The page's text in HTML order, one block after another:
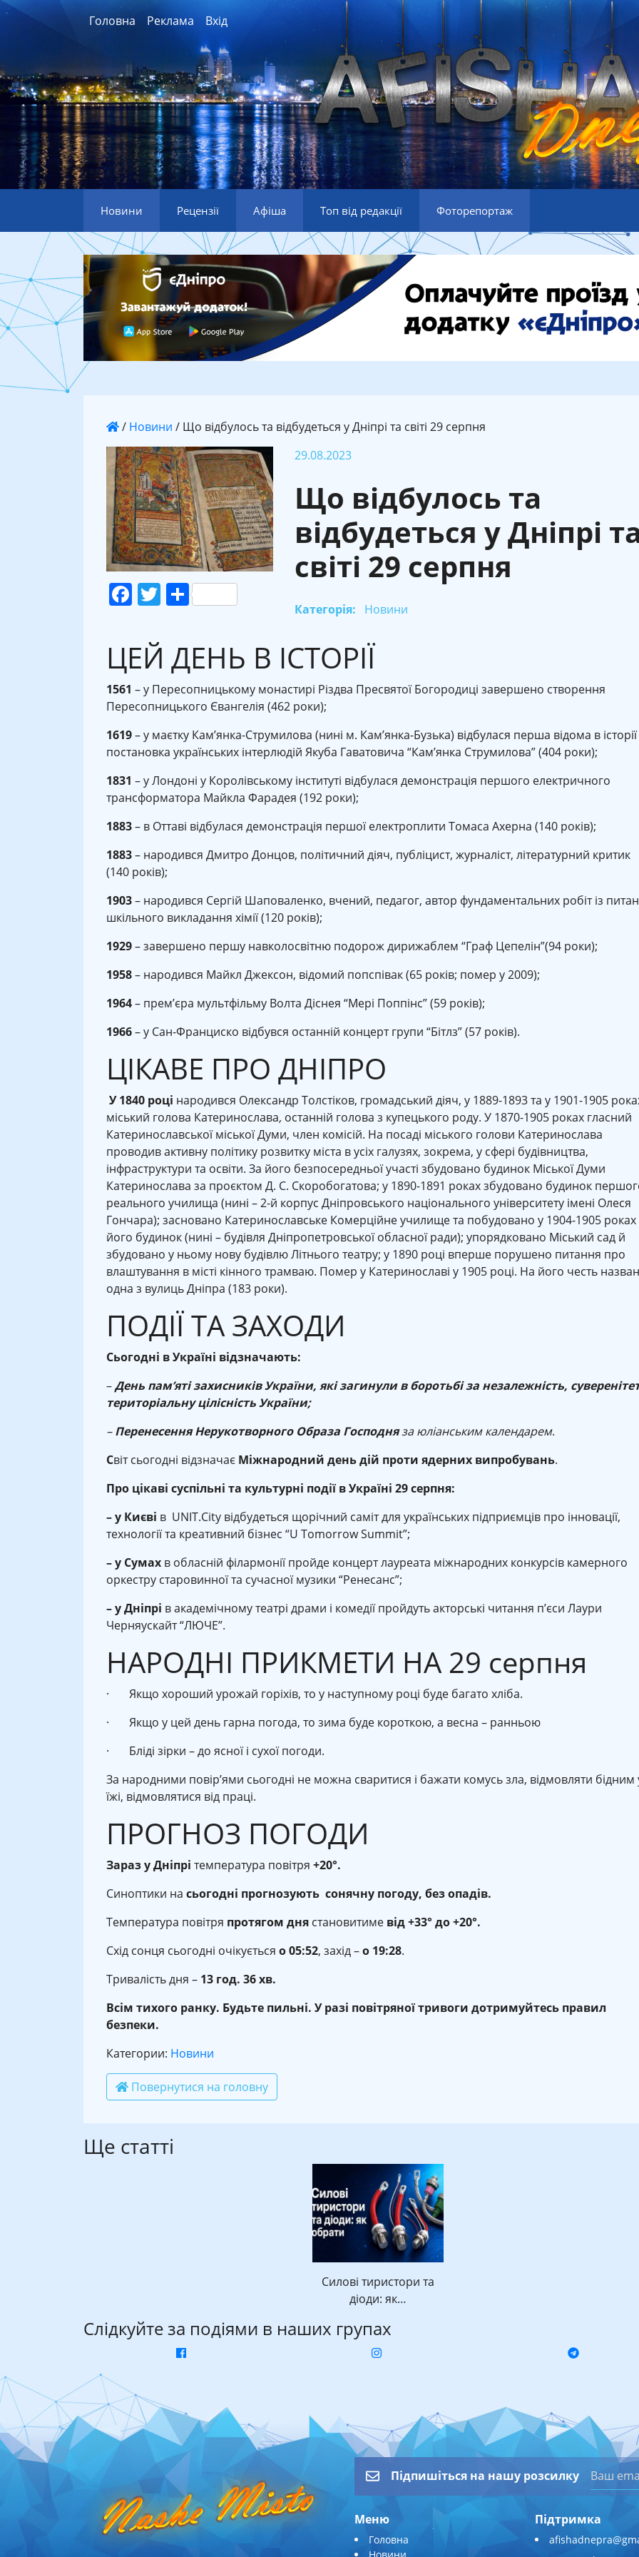
Головна Реклама Вхід
Новини Рецензії Афіша Топ від редакції Фоторепортаж
/ Новини / Що відбулось та відбудеться у Дніпрі та світі 29 серпня
Facebook
Twitter
Поділитися
29.08.2023
Що відбулось та
відбудеться у Дніпрі
світі 29 серпня
Категорія: Новини
ЦЕЙ ДЕНЬ В ІСТОРІЇ
1561 – у Пересопницькому монастирі Різдва Пресвятої Богородиці завершено створення
Пересопницького Євангелія (462 роки);
1619– у маєтку Кам’янка-Струмилова (нині м. Кам’янка-Бузька) відбулася перша відома в історії
постановка українських інтерлюдій Якуба Гаватовича “Кам’янка Струмилова” (404 роки);
1831 – у Лондоні у Королівському інституті відбулася демонстрація першого електричного
трансформатора Майкла Фарадея (192 роки);
1883– в Оттаві відбулася демонстрація першої електроплити Томаса Ахерна (140 років);
1883– народився Дмитро Донцов, політичний діяч, публіцист, журналіст, літературний критик
(140 років);
1903– народився Сергій Шаповаленко, вчений, педагог, автор фундаментальних робіт із
шкільного викладання хімії (120 років);
1929– завершено першу навколосвітню подорож дирижаблем “Граф Цепелін”(94 роки);
1958– народився Майкл Джексон, відомий попспівак (65 років; помер у 2009);
1964– прем’єра мультфільму Волта Діснея “Мері Поппінс” (59 років);
1966– у Сан-Франциско відбувся останній концерт групи “Бітлз” (57 років).
ЦІКАВЕ ПРО ДНІПРО
У 1840 році народився Олександр Толстіков, громадський діяч, у 1889-1893 та у 1901-1905
міський голова Катеринослава, останній голова з купецького роду. У 1870-1905 роках гласний
Катеринославської міської Думи, член комісій. На посаді міського голови Катеринослава
проводив активну політику розвитку міста в усіх галузях, зокрема, у сфері будівництва,
інфраструктури та освіти. За його безпосередньої участі збудовано будинок Міської Думи
Катеринослава за проєктом Д. С. Скоробогатова; у 1890-1891 роках збудовано будинок
реального училища (нині – 2-й корпус Дніпровського національного університету імені Олеся
Гончара); засновано Катеринославське Комерційне училище та побудовано у 1904-1905 роках
його будинок (нині – будівля Дніпропетровської обласної ради); упорядковано Міський сад й
збудовано у ньому нову будівлю Літнього театру; у 1890 році вперше порушено питання про
влаштування в місті кінного трамваю. Помер у Катеринославі у 1905 році. На його честь
одна з вулиць Дніпра (183 роки).
ПОДІЇ ТА ЗАХОДИ
Сьогодні в Україні відзначають:
–День пам’яті захисників України, які загинули в боротьбі за незалежність,
територіальну цілісність України;
–Перенесення Нерукотворного Образа Господняза юліанським календарем.
Світ сьогодні відзначає Міжнародний день дій проти ядерних випробувань.
Про цікаві суспільні та культурні події в Україні 29 серпня:
– у Києві в UNIT.City відбудеться щорічний саміт для українських підприємців про інновації,
технології та креативний бізнес “U Tomorrow Summit”;
– у Сумах в обласній філармонії пройде концерт лауреата міжнародних конкурсів камерного
оркестру старовинної та сучасної музики “Ренесанс”;
– у Дніпрі в академічному театрі драми і комедії пройдуть акторські читання п’єси Лаури
Черняускайт “ЛЮЧЕ”.
НАРОДНІ ПРИКМЕТИ НА 29 серпня
· Якщо хороший урожай горіхів, то у наступному році буде багато хліба.
· Якщо у цей день гарна погода, то зима буде короткою, а весна – ранньою
· Бліді зірки – до ясної і сухої погоди.
За народними повір’ями сьогодні не можна сваритися і бажати комусь зла, відмовляти бідним
їжі, відмовлятися від праці.
ПРОГНОЗ ПОГОДИ
Зараз у Дніпрі температура повітря +20°.
Синоптики на сьогодні прогнозують сонячну погоду, без опадів.
Температура повітря протягом дня становитиме від +33° до +20°.
Схід сонця сьогодні очікується о05:52, захід –о 19:28.
Тривалість дня – 13 год. 36 хв.
Всім тихого ранку. Будьте пильні. У разі повітряної тривоги дотримуйтесь правил
безпеки.
Категории: Новини
Повернутися на головну
Ще статті
Силові тиристори та
діоди: як…
Слідкуйте за подіями в наших групах
Підпишіться на нашу розсилку
Меню
Головна
Підтримка